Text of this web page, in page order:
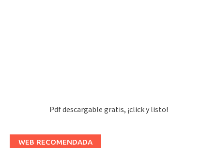
Pdf descargable gratis, ¡click y listo!
WEB RECOMENDADA